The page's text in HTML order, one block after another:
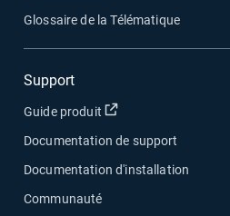
Glossaire de la Télématique
Support
Guide produit Ouvrir dans une
Documentation de support
Documentation d'installation
Communauté